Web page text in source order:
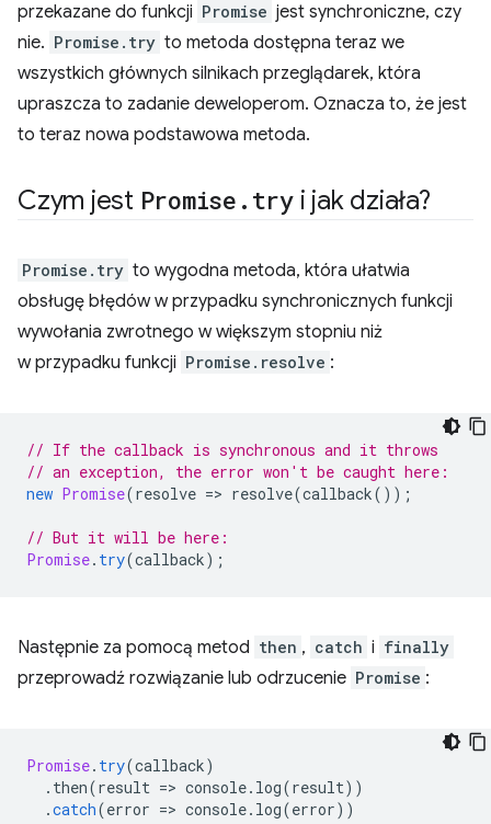
przekazane do funkcji Promise jest synchroniczne, czy
nie. Promise.try to metoda dostępna teraz we
wszystkich głównych silnikach przeglądarek, która
upraszcza to zadanie deweloperom. Oznacza to, że jest
to teraz nowa podstawowa metoda.
Czym jest Promise . tryi jak działa?
Promise.try to wygodna metoda, która ułatwia
obsługę błędów w przypadku synchronicznych funkcji
wywołania zwrotnego w większym stopniu niż
w przypadku funkcji Promise.resolve :
// If the callback is synchronous and it throws
// an exception, the error won't be caught here:
new Promise(resolve => resolve(callback());
// But it will be here:
Promise. try(callback);
Następnie za pomocą metod then , catch i finally
przeprowadź rozwiązanie lub odrzucenie Promise :
Promise. try(callback)
. then(result => console. log(result))
.catch(error => console. log(error))